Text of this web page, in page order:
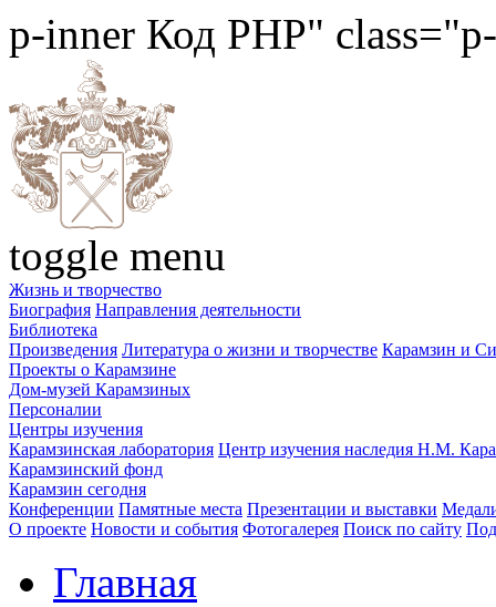
p-inner Код PHP"
toggle menu
Жизнь и творчество
Биография Направления деятельности
Библиотека
Произведения Литература о жизни и творчестве Карамзин и
Проекты о Карамзине
Дом-музей Карамзиных
Персоналии
Центры изучения
Карамзинская лаборатория Центр изучения наследия Н.М.
Карамзинский фонд
Карамзин сегодня
Конференции Памятные места Презентации и выставки
О проекте Новости и события Фотогалерея Поиск по сайту
Главная